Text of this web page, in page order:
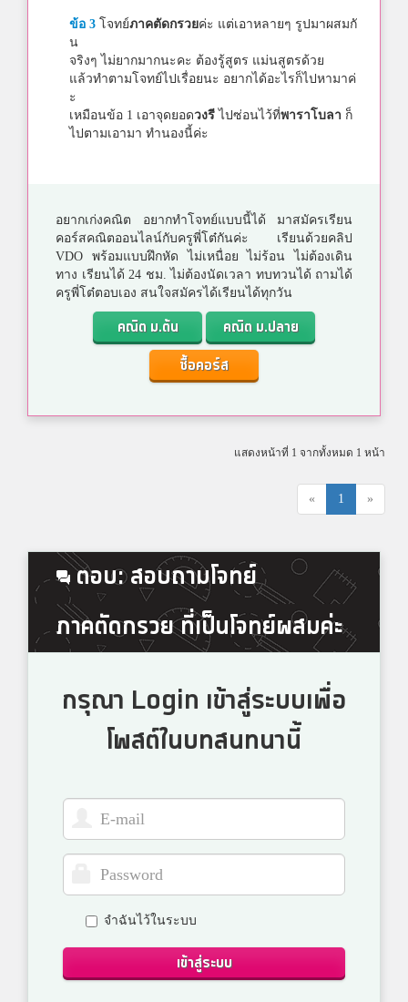
ข้อ 3 โจทย์ภาคตัดกรวยค่ะ แต่เอาหลายๆ รูปมาผสมกั
น
จริงๆ ไม่ยากมากนะคะ ต้องรู้สูตร แม่นสูตรด้วย
แล้วทำตามโจทย์ไปเรื่อยนะ อยากได้อะไรก็ไปหามาค่
ะ
เหมือนข้อ 1 เอาจุดยอดวงรี ไปซ่อนไว้ที่พาราโบลา ก็
ไปตามเอามา ทำนองนี้ค่ะ
อยากเก่งคณิต อยากทำโจทย์แบบนี้ได้ มาสมัครเรียน
คอร์สคณิตออนไลน์กับครูพี่โต๋กันค่ะ เรียนด้วยคลิป
VDO พร้อมแบบฝึกหัด ไม่เหนื่อย ไม่ร้อน ไม่ต้องเดิน
ทาง เรียนได้ 24 ชม. ไม่ต้องนัดเวลา ทบทวนได้ ถามได้
ครูพี่โต๋ตอบเอง สนใจสมัครได้เรียนได้ทุกวัน
คณิต ม.ต้น
คณิต ม.ปลาย
ซื้อคอร์ส
แสดงหน้าที่ 1 จากทั้งหมด 1 หน้า
« 1 »
ตอบ: สอบถามโจทย์
ภาคตัดกรวย ที่เป็นโจทย์ผสมค่ะ
กรุณา Login เข้าสู่ระบบเพื่อ
โพสต์ในบทสนทนานี้
จำฉันไว้ในระบบ
เข้าสู่ระบบ